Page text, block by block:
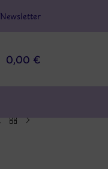
Newsletter
0,00 €